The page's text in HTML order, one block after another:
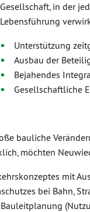
Gesellschaft, in der
Lebensführung
Unterstützung
Ausbau der
Bejahendes
Gesellschaftliche
bauliche
möchten
mit
bei Bahn,